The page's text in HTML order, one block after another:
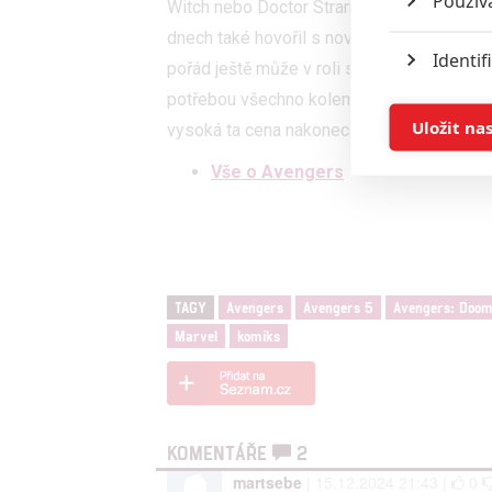
Witch nebo Doctor Strange a právě jeho
dnech také hovořil s novináři. Potvrdil svůj
pořád ještě může v roli spoustu předvést.
potřebou všechno kolem sebe mít pod
vysoká ta cena nakonec bude.
Vše o Avengers
TAGY Avengers Avengers 5 Avengers:
Marvel
komiks
KOMENTÁŘE
2
martsebe
Udělením
Uložit